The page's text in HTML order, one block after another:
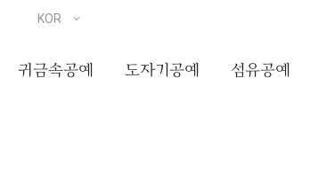
귀금속공예 도자기공예 섬유공예